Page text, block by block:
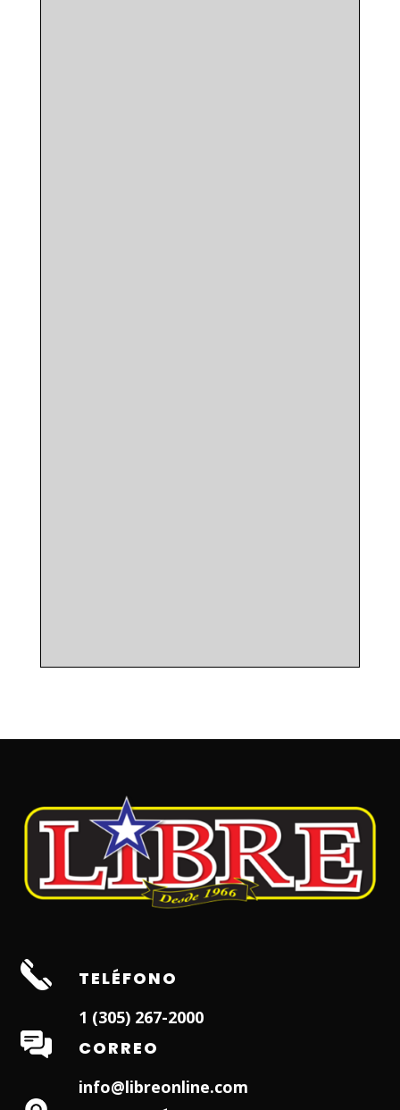
TELÉFONO
1 (305) 267-2000
CORREO
info@libreonline.com